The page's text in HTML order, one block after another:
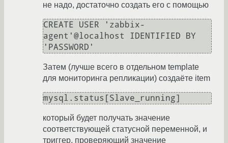
не надо, достаточно создать его с помощью
CREATE USER 'zabbix-
agent'@localhost IDENTIFIED BY
'PASSWORD'
Затем (лучше всего в отдельном template
для мониторинга репликации) создаёте item
mysql.status[Slave_running]
который будет получать значение
соответствующей статусной переменной, и
триггер, проверяющий значение